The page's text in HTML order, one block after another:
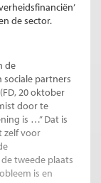
de sector.
de
partners
(FD, 20 oktober
door te
is …” Dat is
zelf voor
tweede plaats
is en